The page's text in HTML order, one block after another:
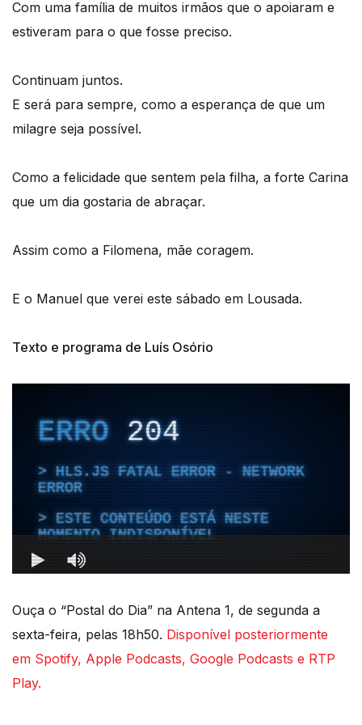
Com uma família de muitos irmãos que o apoiaram e
estiveram para o que fosse preciso.
Continuam juntos.
E será para sempre, como a esperança de que um
milagre seja possível.
Como a felicidade que sentem pela filha, a forte Carina
que um dia gostaria de abraçar.
Assim como a Filomena, mãe coragem.
E o Manuel que verei este sábado em Lousada.
Texto e programa de Luís Osório
Ouça o “Postal do Dia” na Antena 1, de segunda a
sexta-feira, pelas 18h50. Disponível posteriormente
em Spotify, Apple Podcasts, Google Podcasts e RTP
Play.